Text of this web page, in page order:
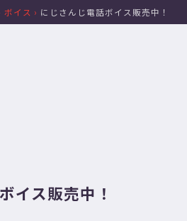
ボイス › にじさんじ電話ボイス販売中！
イス販売中！